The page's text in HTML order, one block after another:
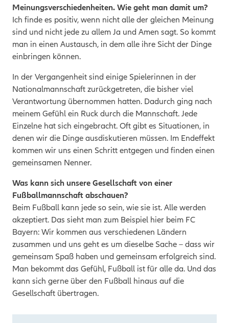
Meinungsverschiedenheiten. Wie geht man damit um?
Ich finde es positiv, wenn nicht alle der gleichen Meinung
sind und nicht jede zu allem Ja und Amen sagt. So kommt
man in einen Austausch, in dem alle ihre Sicht der Dinge
einbringen können.
In der Vergangenheit sind einige Spielerinnen in der
Nationalmannschaft zurückgetreten, die bisher viel
Verantwortung übernommen hatten. Dadurch ging nach
meinem Gefühl ein Ruck durch die Mannschaft. Jede
Einzelne hat sich eingebracht. Oft gibt es Situationen, in
denen wir die Dinge ausdiskutieren müssen. Im Endeffekt
kommen wir uns einen Schritt entgegen und finden einen
gemeinsamen Nenner.
Was kann sich unsere Gesellschaft von einer
Fußballmannschaft abschauen?
Beim Fußball kann jede so sein, wie sie ist. Alle werden
akzeptiert. Das sieht man zum Beispiel hier beim FC
Bayern: Wir kommen aus verschiedenen Ländern
zusammen und uns geht es um dieselbe Sache – dass wir
gemeinsam Spaß haben und gemeinsam erfolgreich sind.
Man bekommt das Gefühl, Fußball ist für alle da. Und das
kann sich gerne über den Fußball hinaus auf die
Gesellschaft übertragen.